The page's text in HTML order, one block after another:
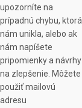
upozorníte na
prípadnú chybu, ktorá
nám unikla, alebo ak
nám napíšete
pripomienky a návrhy
na zlepšenie. Môžete
použiť mailovú
adresu